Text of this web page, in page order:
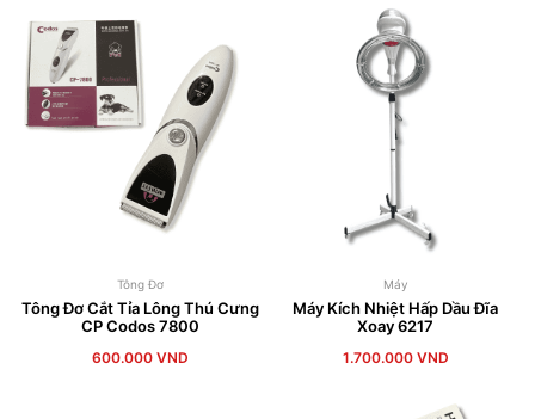
Tông Đơ
Tông Đơ Cắt Tỉa Lông Thú Cưng
CP Codos 7800
600.000 VND
Máy
Máy Kích Nhiệt Hấp Dầu Đĩa
Xoay 6217
1.700.000 VND